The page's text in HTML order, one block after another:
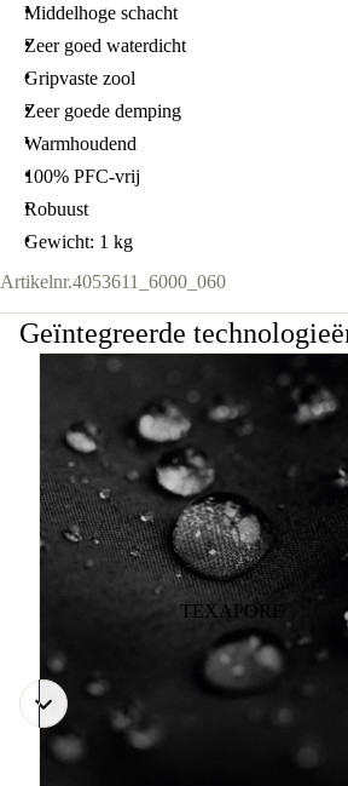
Middelhoge schacht
Zeer goed waterdicht
Gripvaste zool
Zeer goede demping
Warmhoudend
100% PFC-vrij
Robuust
Gewicht: 1 kg
Artikelnr.4053611_6000_060
Geïntegreerde
TEXAPORE